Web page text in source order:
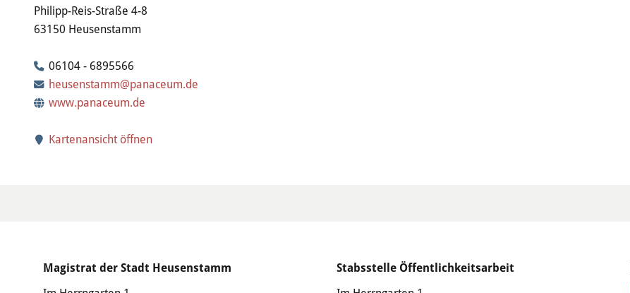
Philipp-Reis-Straße 4-8
63150 Heusenstamm
06104 - 6895566
heusenstamm@panaceum.de
www.panaceum.de
Kartenansicht öffnen
Magistrat der Stadt Heusenstamm Stabsstelle Öffentlichkeitsarbeit